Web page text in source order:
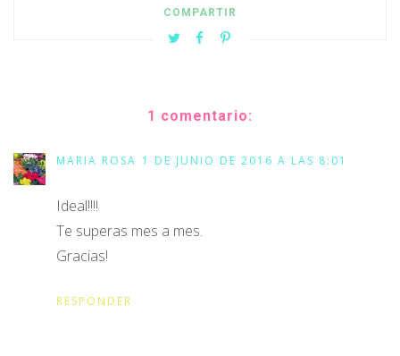
COMPARTIR
1 comentario:
MARIA ROSA 1 DE JUNIO DE 2016 A LAS 8:01
Ideal!!!!
Te superas mes a mes.
Gracias!
RESPONDER